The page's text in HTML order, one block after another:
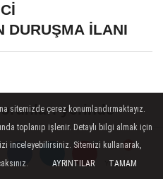
Yorumlar
Yorumlar
DURUŞMA İLANI
yerinde
sonra yeni
sitemizde çerez konumlandırmaktayız.
toplanıp işlenir. Detaylı bilgi almak için
inceleyebilirsiniz. Sitemizi kullanarak,
AYRINTILAR TAMAM